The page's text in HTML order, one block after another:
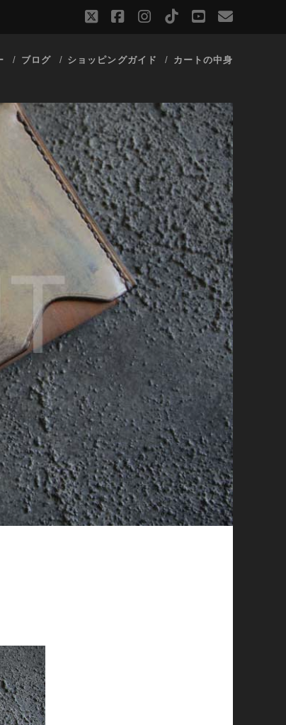
twitterfacebookinstagram
tiktokyoutube
email
ブログ ショッピングガイド カートの中身